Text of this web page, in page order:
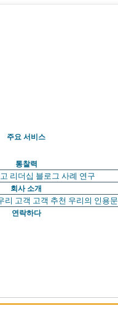
주요 서비스
통찰력
리더십 블로그 사례 연구
회사 소개
리 고객 고객 추천 우리의 인용문
연락하다